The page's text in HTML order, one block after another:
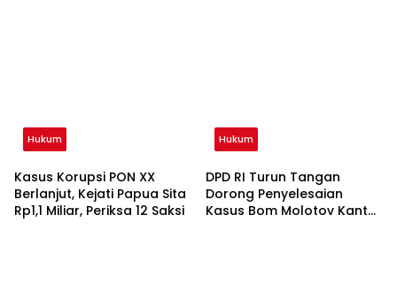
Hukum
Kasus Korupsi PON XX
Berlanjut, Kejati Papua Sita
Rp1,1 Miliar, Periksa 12 Saksi
Hukum
DPD RI Turun Tangan
Dorong Penyelesaian
Kasus Bom Molotov Kantor